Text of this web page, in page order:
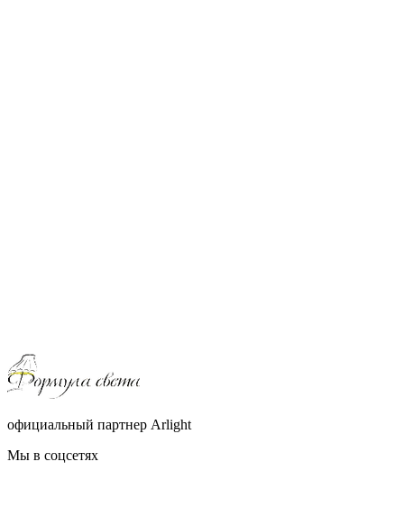
официальный партнер Arlight
Мы в соцсетях